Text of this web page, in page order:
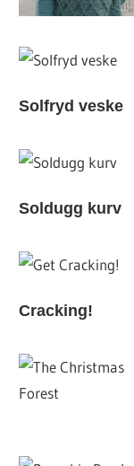
Solfryd veske
Soldugg kurv
Cracking!